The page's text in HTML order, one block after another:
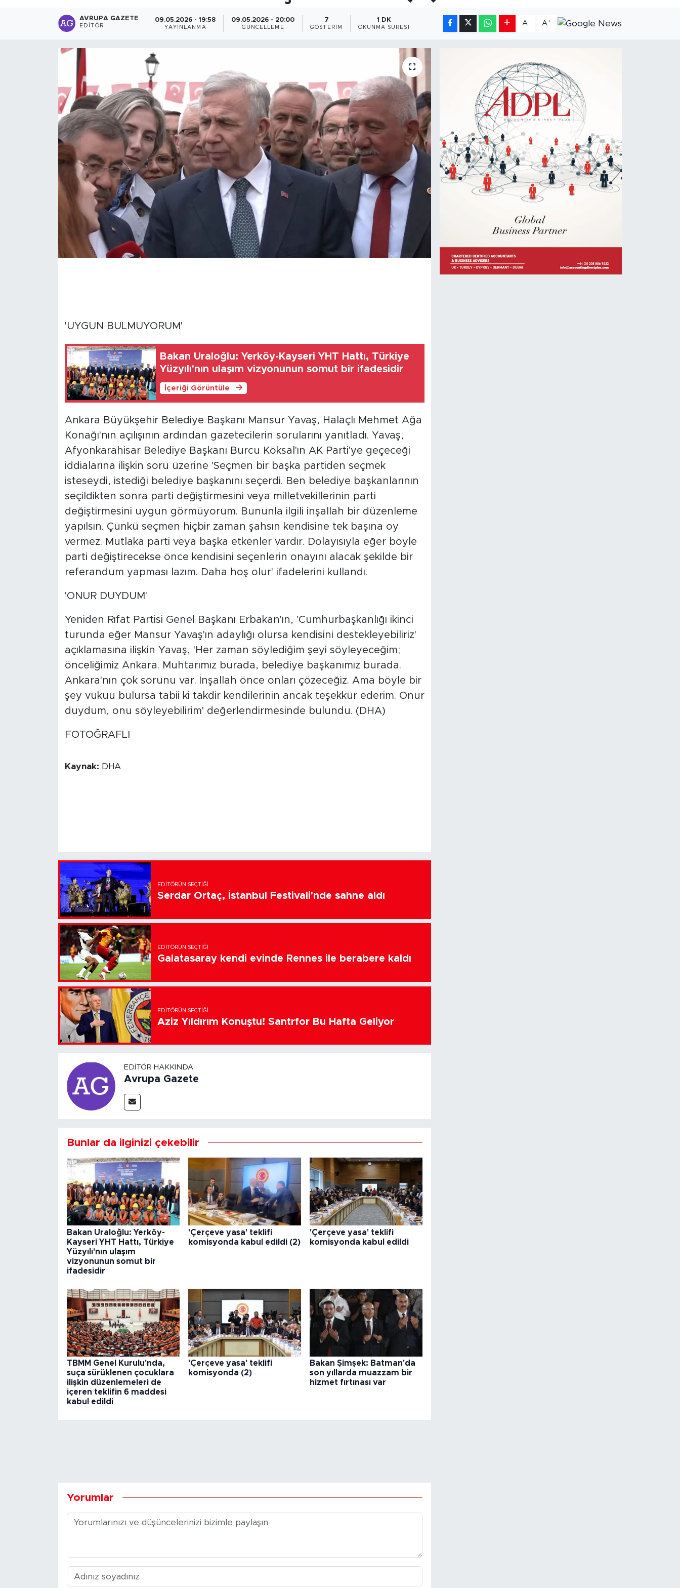
AVRUPA GAZETE
EDITÖR
09.05.2026 - 19:58
YAYINLANMA
09.05.2026 - 20:00
GÜNCELLEME
7
GÖSTERIM
1 DK
OKUNMA SÜRESI
A- A+
'UYGUN BULMUYORUM'
Bakan Uraloğlu: Yerköy-Kayseri YHT Hattı, Türkiye
Yüzyılı'nın ulaşım vizyonunun somut bir ifadesidir
İçeriği Görüntüle
Ankara Büyükşehir Belediye Başkanı Mansur Yavaş, Halaçlı Mehmet Ağa
Konağı'nın açılışının ardından gazetecilerin sorularını yanıtladı. Yavaş,
Afyonkarahisar Belediye Başkanı Burcu Köksal'ın AK Parti'ye geçeceği
iddialarına ilişkin soru üzerine 'Seçmen bir başka partiden seçmek
isteseydi, istediği belediye başkanını seçerdi. Ben belediye başkanlarının
seçildikten sonra parti değiştirmesini veya milletvekillerinin parti
değiştirmesini uygun görmüyorum. Bununla ilgili inşallah bir düzenleme
yapılsın. Çünkü seçmen hiçbir zaman şahsın kendisine tek başına oy
vermez. Mutlaka parti veya başka etkenler vardır. Dolayısıyla eğer böyle
parti değiştirecekse önce kendisini seçenlerin onayını alacak şekilde bir
referandum yapması lazım. Daha hoş olur' ifadelerini kullandı.
'ONUR DUYDUM'
Yeniden Rıfat Partisi Genel Başkanı Erbakan'ın, 'Cumhurbaşkanlığı ikinci
turunda eğer Mansur Yavaş'ın adaylığı olursa kendisini destekleyebiliriz'
açıklamasına ilişkin Yavaş, 'Her zaman söylediğim şeyi söyleyeceğim;
önceliğimiz Ankara. Muhtarımız burada, belediye başkanımız burada.
Ankara'nın çok sorunu var. İnşallah önce onları çözeceğiz. Ama böyle bir
şey vukuu bulursa tabii ki takdir kendilerinin ancak teşekkür ederim. Onur
duydum, onu söyleyebilirim' değerlendirmesinde bulundu. (DHA)
FOTOĞRAFLI
Kaynak: DHA
EDITÖRÜN SEÇTIĞI
Serdar Ortaç, İstanbul Festivali'nde sahne aldı
EDITÖRÜN SEÇTIĞI
Galatasaray kendi evinde Rennes ile berabere kaldı
EDITÖRÜN SEÇTIĞI
Aziz Yıldırım Konuştu! Santrfor Bu Hafta Geliyor
EDITÖR HAKKINDA
Avrupa Gazete
Bunlar da ilginizi çekebilir
Bakan Uraloğlu: Yerköy-
Kayseri YHT Hattı, Türkiye
Yüzyılı'nın ulaşım
vizyonunun somut bir
ifadesidir
'Çerçeve yasa' teklifi
komisyonda kabul edildi (2)
'Çerçeve yasa' teklifi
komisyonda kabul edildi
TBMM Genel Kurulu'nda,
suça sürüklenen çocuklara
ilişkin düzenlemeleri de
içeren teklifin 6 maddesi
kabul edildi
'Çerçeve yasa' teklifi
komisyonda (2)
Bakan Şimşek: Batman'da
son yıllarda muazzam bir
hizmet fırtınası var
Yorumlar